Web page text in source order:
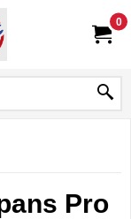
0
Pro